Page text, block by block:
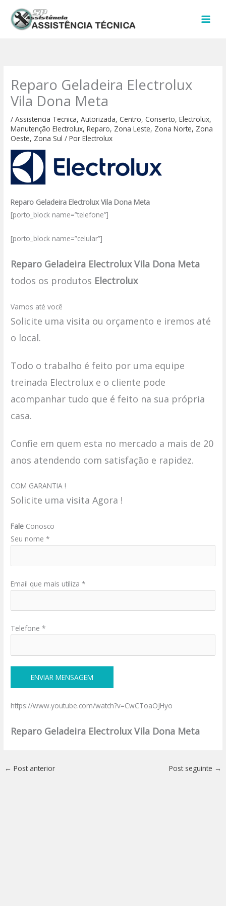
para
Reparo Geladeira Electrolux
Vila Dona Meta
/Assistencia Tecnica,Autorizada,Centro,Conserto,Electrolux,
Manutenção Electrolux,Reparo, Zona Leste, Zona Norte, Zona
Oeste, Zona Sul / PorElectrolux
Reparo Geladeira Electrolux Vila Dona Meta
[porto_block name=”telefone”]
[porto_block name=”celular”]
Reparo Geladeira Electrolux Vila Dona Meta
todos os produtos Electrolux
Vamos até você
Solicite uma visita ou orçamento e iremos até
o local.
Todo o trabalho é feito por uma equipe
treinada Electrolux e o cliente pode
acompanhar tudo que é feito na sua própria
casa.
Confie em quem esta no mercado a mais de 20
anos atendendo com satisfação e rapidez.
COM GARANTIA !
Solicite uma visita Agora !
Fale Conosco
Seu nome *
Email que mais utiliza *
Telefone *
https://www.youtube.com/watch?v=CwCToaOJHyo
Reparo Geladeira Electrolux Vila Dona Meta
← Post anterior Post seguinte →